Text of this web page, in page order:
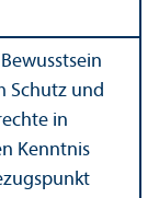
Schutz und
in
Kenntnis